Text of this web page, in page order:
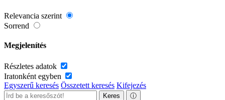
Relevancia szerint
Sorrend
Megjelenítés
Részletes adatok
Iratonként egyben
Egyszerű keresés Összetett keresés Kifejezés
Keres ⓘ